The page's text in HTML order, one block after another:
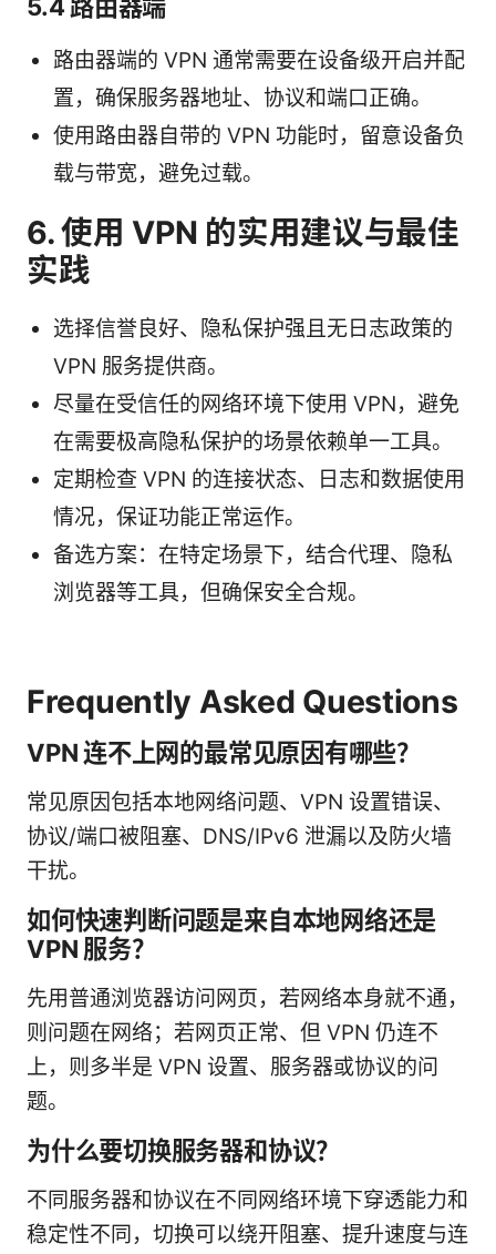
路由器端的 VPN 通常需要在设备级开启并配
置，确保服务器地址、协议和端口正确。
使用路由器自带的 VPN 功能时，留意设备负
载与带宽，避免过载。
6. 使用 VPN 的实用建议与最佳
实践
选择信誉良好、隐私保护强且无日志政策的
VPN 服务提供商。
尽量在受信任的网络环境下使用 VPN，避免
在需要极高隐私保护的场景依赖单一工具。
定期检查 VPN 的连接状态、日志和数据使用
情况，保证功能正常运作。
备选方案：在特定场景下，结合代理、隐私
浏览器等工具，但确保安全合规。
Frequently Asked Questions
VPN 连不上网的最常见原因有哪些？
常见原因包括本地网络问题、VPN 设置错误、
协议/端口被阻塞、DNS/IPv6 泄漏以及防火墙
干扰。
如何快速判断问题是来自本地网络还是
VPN 服务？
先用普通浏览器访问网页，若网络本身就不通，
则问题在网络；若网页正常、但 VPN 仍连不
上，则多半是 VPN 设置、服务器或协议的问
题。
为什么要切换服务器和协议？
不同服务器和协议在不同网络环境下穿透能力和
稳定性不同，切换可以绕开阻塞、提升速度与连